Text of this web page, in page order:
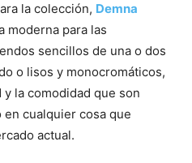
la colección, Demna
moderna para las
sencillos de una o dos
o lisos y monocromáticos,
la comodidad que son
cualquier cosa que
actual.